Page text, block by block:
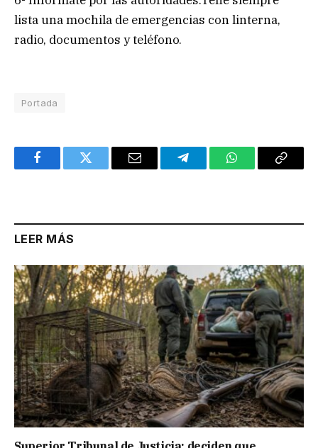
lista una mochila de emergencias con linterna,
radio, documentos y teléfono.
Portada
FacebookTwitter Email TelegramWhatsAppCopy
LEER MÁS